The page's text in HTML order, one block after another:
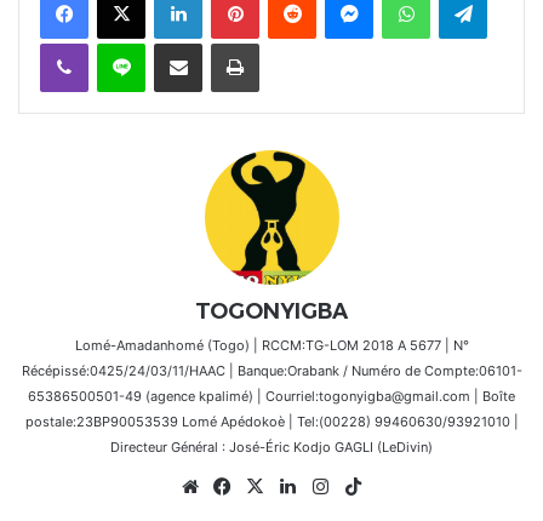
Viber Ligne Partager par email Imprimer
TOGONYIGBA
Lomé-Amadanhomé (Togo) | RCCM:TG-LOM 2018 A 5677 | N°
Récépissé:0425/24/03/11/HAAC | Banque:Orabank / Numéro de Compte:06101-
65386500501-49 (agence kpalimé) | Courriel:togonyigba@gmail.com | Boîte
postale:23BP90053539 Lomé Apédokoè | Tel:(00228) 99460630/93921010 |
Directeur Général : José-Éric Kodjo GAGLI (LeDivin)
WebsiteFacebook
X LinkedinInstagram